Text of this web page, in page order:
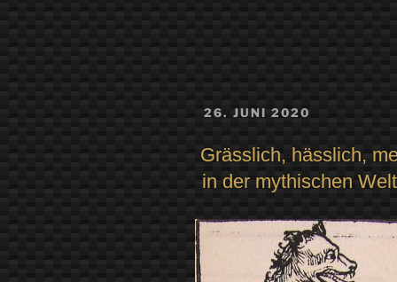
VERÖFFENTLICHT
26. JUNI 2020
Grässlich, hässlich,
in der mythischen